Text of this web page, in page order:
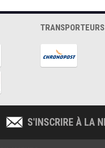
TRANSPORTEURS
S'INSCRIRE À LA